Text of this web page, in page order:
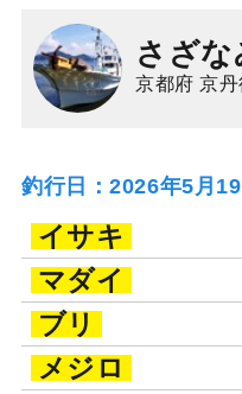
さざな
京都府 京
釣行日：2026年5月
イサキ
マダイ
ブリ
メジロ